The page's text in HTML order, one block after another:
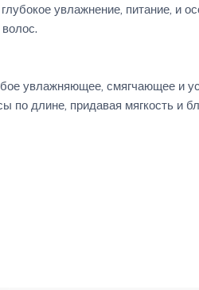
увлажнение, питание, и
увлажняющее, смягчающее и
по длине, придавая мягкость и